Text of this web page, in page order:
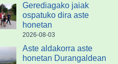
Gerediagako jaiak
ospatuko dira aste
honetan
2026-08-03
Aste aldakorra aste
honetan Durangaldean